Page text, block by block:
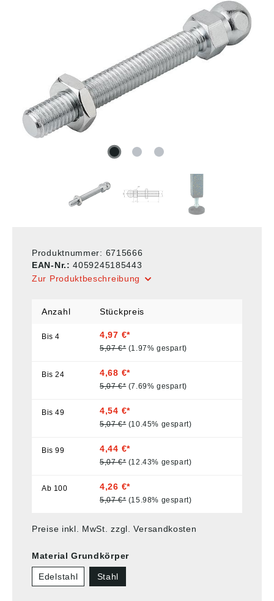
Produktnummer: 6715666
EAN-Nr.:4059245185443
Zur Produktbeschreibung
Anzahl Stückpreis
Bis4 4,97 €*
5,07 €* (1.97% gespart)
Bis24 4,68 €*
5,07 €* (7.69% gespart)
Bis49 4,54 €*
5,07 €* (10.45% gespart)
Bis99 4,44 €*
5,07 €* (12.43% gespart)
Ab 100 4,26 €*
5,07 €* (15.98% gespart)
Preise inkl. MwSt. zzgl. Versandkosten
Material Grundkörper
Edelstahl Stahl